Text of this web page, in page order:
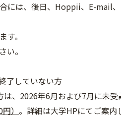
には、後日、Hoppii、E-mail
す。
い。
していない方
は、2026年6月および7月に未
） 。詳細は大学HPにてご案内